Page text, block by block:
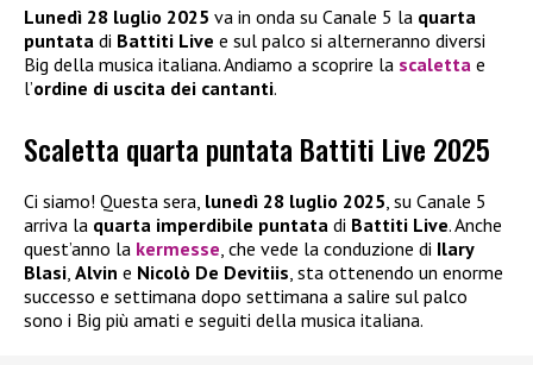
Lunedì 28 luglio 2025 va in onda su Canale 5 la quarta
puntata di Battiti Live e sul palco si alterneranno diversi
Big della musica italiana. Andiamo a scoprire la scaletta e
l’ordine di uscita dei cantanti.
Scaletta quarta puntata Battiti Live 2025
Ci siamo! Questa sera, lunedì 28 luglio 2025 , su Canale 5
arriva la quarta imperdibile puntata di Battiti Live. Anche
quest’anno la kermesse , che vede la conduzione di Ilary
Blasi Alvin e Nicolò De Devitiis , sta ottenendo un enorme
successo e settimana dopo settimana a salire sul palco
sono i Big più amati e seguiti della musica italiana.